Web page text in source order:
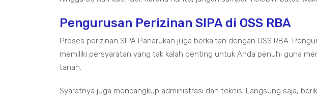
Pengurusan Perizinan SIPA di OSS RBA
Proses perizinan SIPA Panarukan juga berkaitan dengan OSS RBA.
memiliki persyaratan yang tak kalah penting untuk Anda penuhi guna
tanah.
Syaratnya juga mencangkup administrasi dan teknis. Langsung saja,